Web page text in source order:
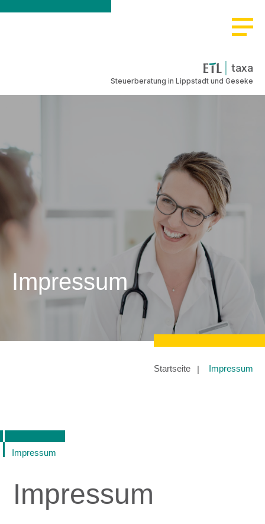
taxa
Steuerberatung in Lippstadt und Geseke
Impressum
Startseite Impressum
Impressum
Impressum